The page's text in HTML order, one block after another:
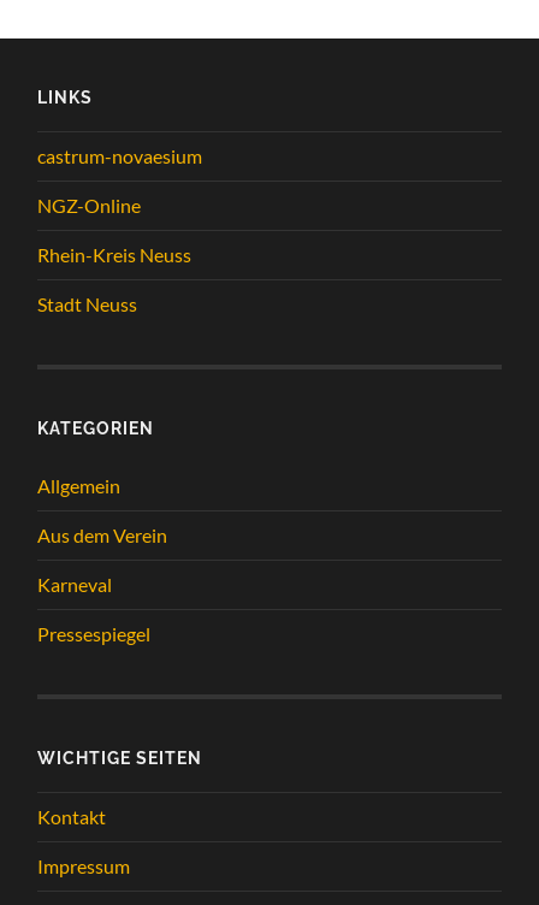
LINKS
castrum-novaesium
NGZ-Online
Rhein-Kreis Neuss
Stadt Neuss
KATEGORIEN
Allgemein
Aus dem Verein
Karneval
Pressespiegel
WICHTIGE SEITEN
Kontakt
Impressum